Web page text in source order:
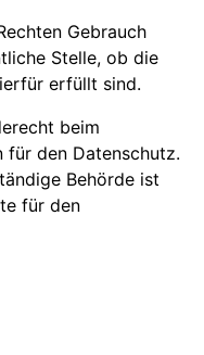
Gebrauch
Stelle, ob die
erfüllt sind.
beim
für den Datenschutz.
Behörde ist
für den